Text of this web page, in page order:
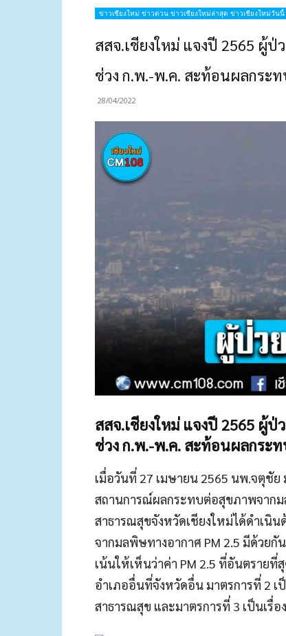
ข่าวเชียงใหม่ ข่าวด่วน ข่าวเชียงใหม่ล่าสุด ข่าวเชียงใหม่วันนี้
สสจ.เชียงใหม่ แจงปี 2565 ผู้
ช่วง ก.พ.-พ.ค. สะท้อนผลกระ
28/04/2022
สสจ.เชียงใหม่ แจงปี 2565 ผู้
ช่วง ก.พ.-พ.ค. สะท้อนผลกระ
เมื่อวันที่ 27 เมษายน 2565 นพ.จตุชั
สถานการณ์ผลกระทบต่อสุขภาพจากม
สาธารณสุขจังหวัดเชียงใหม่ได้ดำเ
จากมลพิษทางอากาศ PM 2.5 มีด้วยกั
เน้นให้เห็นว่าค่า PM 2.5 ที่อันตรายที่
อำเภออื่นที่จังหวัดอื่น มาตรการที่ 2
สาธารณสุข และมาตรการที่ 3 เป็นเรื่